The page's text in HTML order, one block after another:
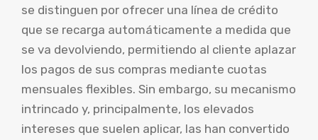
se distinguen por ofrecer una línea de crédito
que se recarga automáticamente a medida que
se va devolviendo, permitiendo al cliente aplazar
los pagos de sus compras mediante cuotas
mensuales flexibles. Sin embargo, su mecanismo
intrincado y, principalmente, los elevados
intereses que suelen aplicar, las han convertido